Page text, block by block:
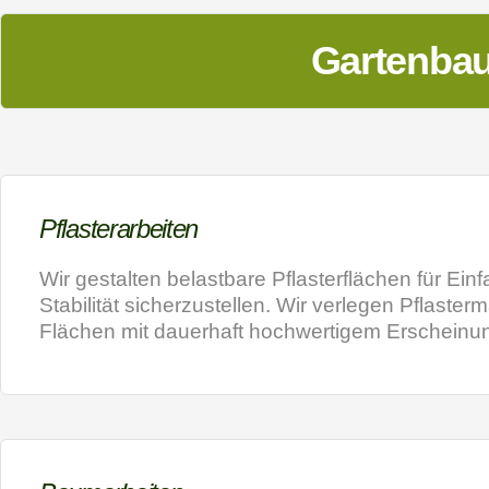
:
Pflasterarbeiten
Wir gestalten belastbare Pflasterflächen für
Stabilität sicherzustellen. Wir verlegen
Flächen mit dauerhaft hochwertigem